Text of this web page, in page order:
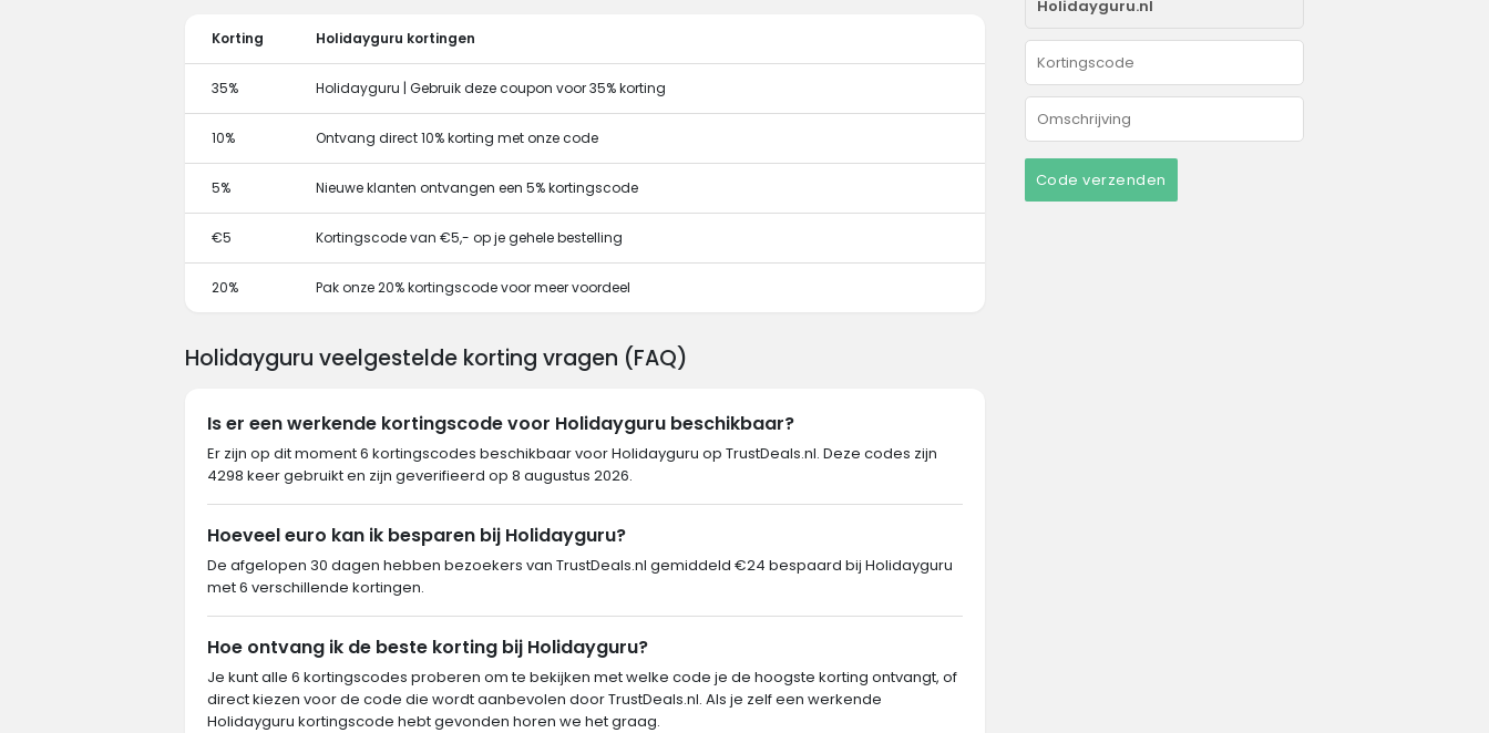
Code verzenden
Korting Holidayguru kortingen
35% Holidayguru | Gebruik deze coupon voor 35% korting
10% Ontvang direct 10% korting met onze code
5% Nieuwe klanten ontvangen een 5% kortingscode
€5 Kortingscode van €5,- op je gehele bestelling
20% Pak onze 20% kortingscode voor meer voordeel
Holidayguru veelgestelde korting vragen (FAQ)
Is er een werkende kortingscode voor Holidayguru beschikbaar?
Er zijn op dit moment 6 kortingscodes beschikbaar voor Holidayguru op TrustDeals.nl. Deze codes zijn
4298 keer gebruikt en zijn geverifieerd op 8 augustus 2026.
Hoeveel euro kan ik besparen bij Holidayguru?
De afgelopen 30 dagen hebben bezoekers van TrustDeals.nl gemiddeld €24 bespaard bij Holidayguru
met 6 verschillende kortingen.
Hoe ontvang ik de beste korting bij Holidayguru?
Je kunt alle 6 kortingscodes proberen om te bekijken met welke code je de hoogste korting ontvangt, of
direct kiezen voor de code die wordt aanbevolen door TrustDeals.nl. Als je zelf een werkende
Holidayguru kortingscode hebt gevonden horen we het graag.